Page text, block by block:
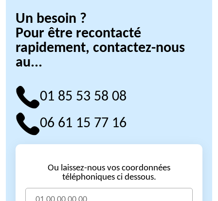
Un besoin ?
Pour être recontacté
rapidement, contactez-nous
au...
01 85 53 58 08
06 61 15 77 16
Ou laissez-nous vos coordonnées
téléphoniques ci dessous.